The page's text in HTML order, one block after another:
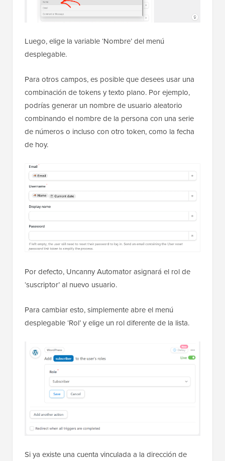
Luego, elige la variable ‘Nombre’ del menú
desplegable.
Para otros campos, es posible que desees usar una
combinación de tokens y texto plano. Por ejemplo,
podrías generar un nombre de usuario aleatorio
combinando el nombre de la persona con una serie
de números o incluso con otro token, como la fecha
de hoy.
Por defecto, Uncanny Automator asignará el rol de
‘suscriptor’ al nuevo usuario.
Para cambiar esto, simplemente abre el menú
desplegable ‘Rol’ y elige un rol diferente de la lista.
Si ya existe una cuenta vinculada a la dirección de